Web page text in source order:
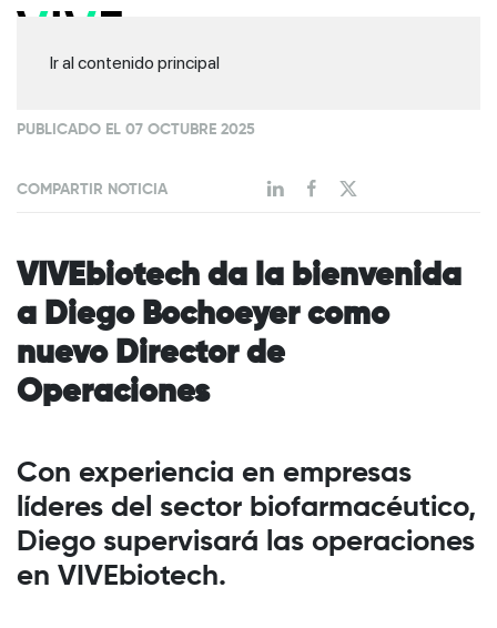
Ir al contenido principal
PUBLICADO EL 07 OCTUBRE 2025
COMPARTIR NOTICIA
VIVEbiotech da la bienvenida
a Diego Bochoeyer como
nuevo Director de
Operaciones
Con experiencia en empresas
líderes del sector biofarmacéutico,
Diego supervisará las operaciones
en VIVEbiotech.